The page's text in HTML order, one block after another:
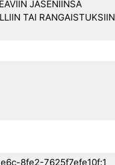
JÄSENIINSÄ
TAI RANGAISTUKSIIN
8fe2-7625f7efe10f:1